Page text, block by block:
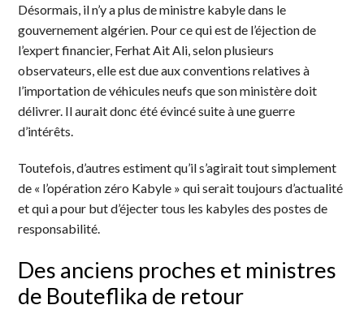
Désormais, il n’y a plus de ministre kabyle dans le
gouvernement algérien. Pour ce qui est de l’éjection de
l’expert financier, Ferhat Ait Ali, selon plusieurs
observateurs, elle est due aux conventions relatives à
l’importation de véhicules neufs que son ministère doit
délivrer. Il aurait donc été évincé suite à une guerre
d’intérêts.
Toutefois, d’autres estiment qu’il s’agirait tout simplement
de « l’opération zéro Kabyle » qui serait toujours d’actualité
et qui a pour but d’éjecter tous les kabyles des postes de
responsabilité.
Des anciens proches et ministres
de Bouteflika de retour